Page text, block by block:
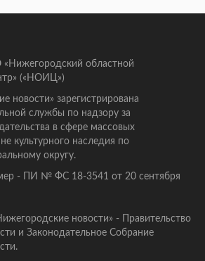
областной
(«НОИЦ»)
новости» зарегистрирована
службы по надзору за
в сфере массовых
культурного наследия по
округу.
- ПИ № ФС 18-3541 от 20 сентября
новости» - Правительство
и Законодательное Собрание